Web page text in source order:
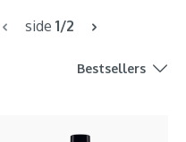
side 1/2
Bestsellers